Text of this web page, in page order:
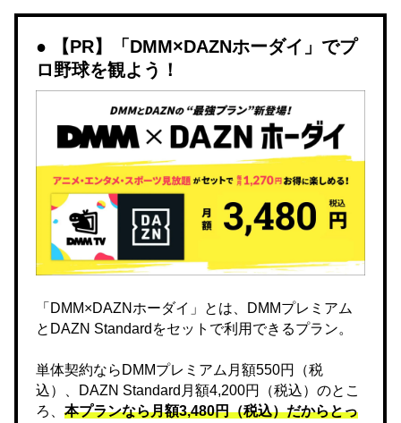
【PR】「DMM×DAZNホーダイ」でプ
ロ野球を観よう！
「DMM×DAZNホーダイ」とは、DMMプレミアム
とDAZN Standardをセットで利用できるプラン。
単体契約ならDMMプレミアム月額550円（税
込）、DAZN Standard月額4,200円（税込）のとこ
ろ、 本プランなら月額3,480円（税込）だからとっ